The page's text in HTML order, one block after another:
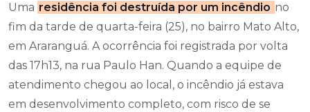
Uma residência foi destruída por um incêndio no
fim da tarde de quarta-feira (25), no bairro Mato Alto,
em Araranguá. A ocorrência foi registrada por volta
das 17h13, na rua Paulo Han. Quando a equipe de
atendimento chegou ao local, o incêndio já estava
em desenvolvimento completo, com risco de se